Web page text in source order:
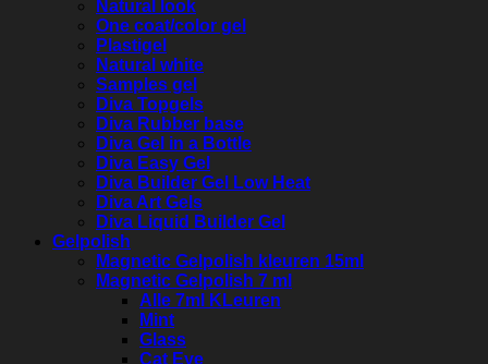
Natural look
One coat/color gel
Plastigel
Natural white
Samples gel
Diva Topgels
Diva Rubber base
Diva Gel in a Bottle
Diva Easy Gel
Diva Builder Gel Low Heat
Diva Art Gels
Diva Liquid Builder Gel
Gelpolish
Magnetic Gelpolish kleuren 15ml
Magnetic Gelpolish 7 ml
Alle 7ml KLeuren
Mint
Glass
Cat Eye